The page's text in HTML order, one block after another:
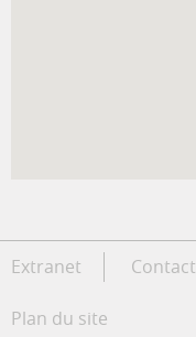
Extranet Contact
Plan du site